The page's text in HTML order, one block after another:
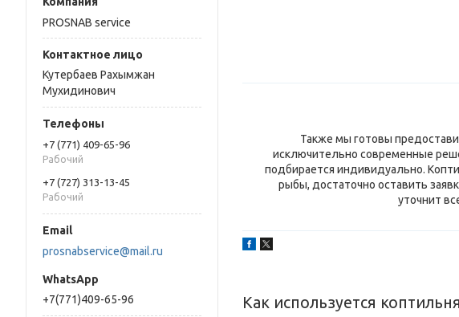
PROSNAB service
Кутербаев Рахымжан
Мухидинович
+7 (771) 409-65-96
Рабочий
+7 (727) 313-13-45
Рабочий
prosnabservice@mail.ru
+7(771)409-65-96
Также мы готовы
исключительно современные
подбирается индивидуально.
рыбы, достаточно оставить
уточнит
Как используется